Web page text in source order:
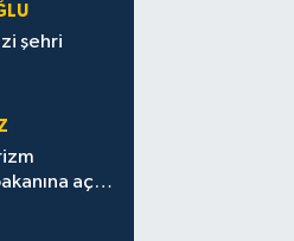
şehri
açık